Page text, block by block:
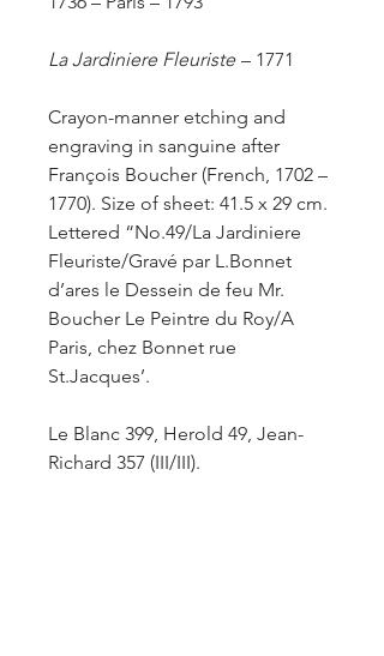
La Jardiniere Fleuriste – 1771
Crayon-manner etching and
engraving in sanguine after
François Boucher (French, 1702 –
1770). Size of sheet: 41.5 x 29 cm.
Lettered “No.49/La Jardiniere
Fleuriste/Gravé par L.Bonnet
d’ares le Dessein de feu Mr.
Boucher Le Peintre du Roy/A
Paris, chez Bonnet rue
St.Jacques’.
Le Blanc 399, Herold 49, Jean-
Richard 357 (III/III).